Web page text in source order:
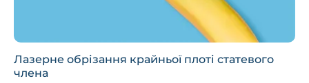
Лазерне обрізання крайньої плоті статевого
члена